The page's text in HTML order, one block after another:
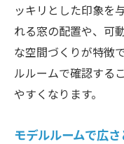
ッキリとした印象を
れる窓の配置や、可
な空間づくりが特徴
ルルームで確認する
やすくなります。
モデルルームで広